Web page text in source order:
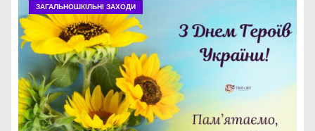
ЗАГАЛЬНОШКІЛЬНІ ЗАХОДИ